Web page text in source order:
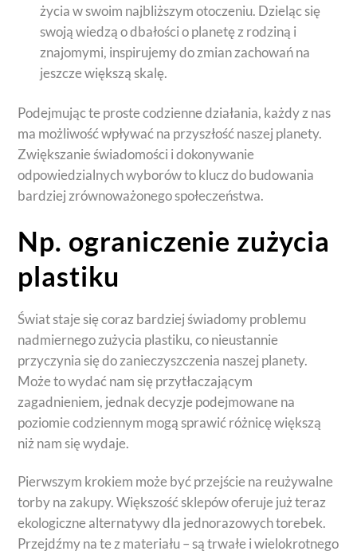
życia w swoim najbliższym otoczeniu. Dzieląc się
swoją wiedzą o dbałości o planetę z rodziną i
znajomymi, inspirujemy do zmian zachowań na
jeszcze większą skalę.
Podejmując te proste codzienne działania, każdy z nas
ma możliwość wpływać na przyszłość naszej planety.
Zwiększanie świadomości i dokonywanie
odpowiedzialnych wyborów to klucz do budowania
bardziej zrównoważonego społeczeństwa.
Np. ograniczenie zużycia
plastiku
Świat staje się coraz bardziej świadomy problemu
nadmiernego zużycia plastiku, co nieustannie
przyczynia się do zanieczyszczenia naszej planety.
Może to wydać nam się przytłaczającym
zagadnieniem, jednak decyzje podejmowane na
poziomie codziennym mogą sprawić różnicę większą
niż nam się wydaje.
Pierwszym krokiem może być przejście na reużywalne
torby na zakupy. Większość sklepów oferuje już teraz
ekologiczne alternatywy dla jednorazowych torebek.
Przejdźmy na te z materiału – są trwałe i wielokrotnego